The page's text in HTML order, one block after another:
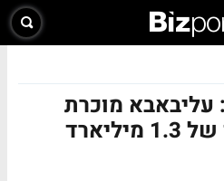
עליבאבא מוכרת
רשת כלבו בהפסד של 1.3 מיליארד